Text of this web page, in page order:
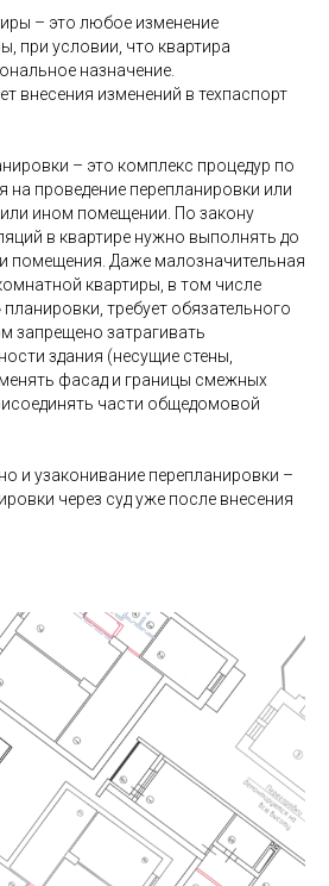
– это любое изменение
при условии, что квартира
назначение.
внесения изменений в техпаспорт
– это комплекс процедур по
на проведение перепланировки или
ином помещении. По закону
в квартире нужно выполнять до
помещения. Даже малозначительная
квартиры, в том числе
требует обязательного
запрещено затрагивать
здания (несущие стены,
фасад и границы смежных
части общедомовой
и узаконивание перепланировки –
через суд уже после внесения